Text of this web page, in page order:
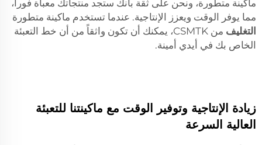
ماكينة متطورة، ونحن على ثقة بأنك ستجد منتجاتك معبأة فوراً،
مما يوفر الوقت ويعزز الإنتاجية. عندما تستخدم ماكينة متطورة
التغليف
من CSMTK، يمكنك أن تكون واثقاً من أن خط التعبئة
الخاص بك في أيدي أمينة.
زيادة الإنتاجية وتوفير الوقت مع ماكينتنا للتعبئة
العالية السرعة